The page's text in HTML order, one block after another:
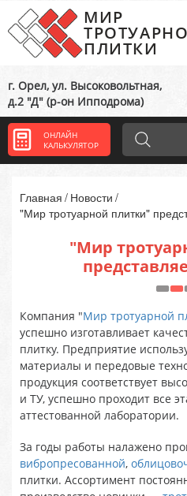
МИР
ПЛИТКИ
г. Орел, ул. Высоковольтная,
д.2 "Д" (р-он Ипподрома)
ОНЛАЙН
КАЛЬКУЛЯТОР
Главная Новости
"Мир тротуарной плитки"
"Мир
Компания "Мир тротуарной
успешно изготавливает
плитку. Предприятие
материалы и передовые
продукция соответствует
и ТУ, успешно проходит все
аттестованной лаборатории.
За годы работы налажено
вибропресованной,
плитки. Ассортимент